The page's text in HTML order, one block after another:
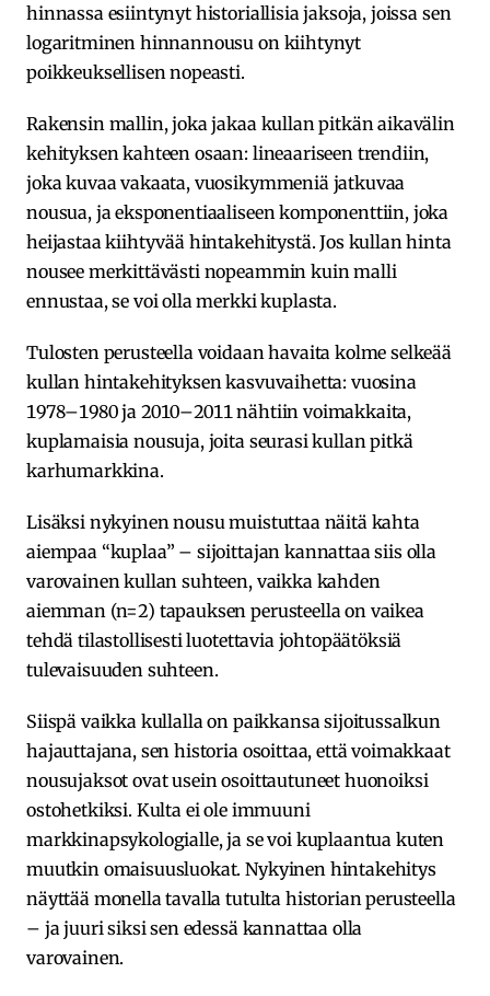
hinnassa esiintynyt historiallisia jaksoja, joissa sen
logaritminen hinnannousu on kiihtynyt
poikkeuksellisen nopeasti.
Rakensin mallin, joka jakaa kullan pitkän aikavälin
kehityksen kahteen osaan: lineaariseen trendiin,
joka kuvaa vakaata, vuosikymmeniä jatkuvaa
nousua, ja eksponentiaaliseen komponenttiin, joka
heijastaa kiihtyvää hintakehitystä. Jos kullan hinta
nousee merkittävästi nopeammin kuin malli
ennustaa, se voi olla merkki kuplasta.
Tulosten perusteella voidaan havaita kolme selkeää
kullan hintakehityksen kasvuvaihetta: vuosina
1978–1980 ja 2010–2011 nähtiin voimakkaita,
kuplamaisia nousuja, joita seurasi kullan pitkä
karhumarkkina.
Lisäksi nykyinen nousu muistuttaa näitä kahta
aiempaa “kuplaa” – sijoittajan kannattaa siis olla
varovainen kullan suhteen, vaikka kahden
aiemman (n=2) tapauksen perusteella on vaikea
tehdä tilastollisesti luotettavia johtopäätöksiä
tulevaisuuden suhteen.
Siispä vaikka kullalla on paikkansa sijoitussalkun
hajauttajana, sen historia osoittaa, että voimakkaat
nousujaksot ovat usein osoittautuneet huonoiksi
ostohetkiksi. Kulta ei ole immuuni
markkinapsykologialle, ja se voi kuplaantua kuten
muutkin omaisuusluokat. Nykyinen hintakehitys
näyttää monella tavalla tutulta historian perusteella
– ja juuri siksi sen edessä kannattaa olla
varovainen.